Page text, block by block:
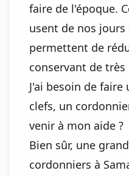
faire de l'époque.
usent de nos
permettent de
conservant de
J'ai besoin de
clefs, un
venir à mon aide ?
Bien sûr, une
cordonniers à